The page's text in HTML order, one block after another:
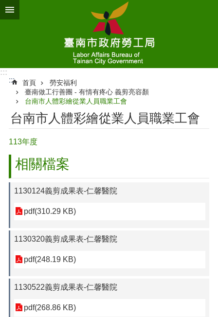
跳到主要內容區塊
:::
:::
首頁
勞安福利
臺南做工行善團 - 有情有疼心 義剪亮容顏
台南市人體彩繪從業人員職業工會
台南市人體彩繪從業人員職業工會
113年度
相關檔案
1130124義剪成果表-仁馨醫院
pdf(310.29 KB)
1130320義剪成果表-仁馨醫院
pdf(248.19 KB)
1130522義剪成果表-仁馨醫院
pdf(268.86 KB)